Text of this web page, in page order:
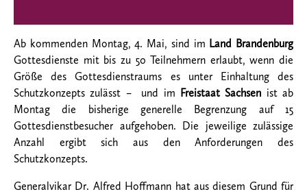
Ab kommenden Montag, 4. Mai, sind im Land Brandenburg
Gottesdienste mit bis zu 50 Teilnehmern erlaubt, wenn die
Größe des Gottesdienstraums es unter Einhaltung des
Schutzkonzepts zulässt – und im Freistaat Sachsen ist ab
Montag die bisherige generelle Begrenzung auf 15
Gottesdienstbesucher aufgehoben. Die jeweilige zulässige
Anzahl ergibt sich aus den Anforderungen des
Schutzkonzepts.
Generalvikar Dr. Alfred Hoffmann hat aus diesem Grund für